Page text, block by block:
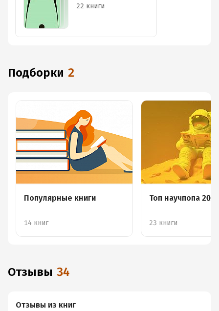
22 книги
Подборки 2
Популярные книги
14 книг
Топ научпопа 2023
23 книги
Отзывы 34
Отзывы из книг